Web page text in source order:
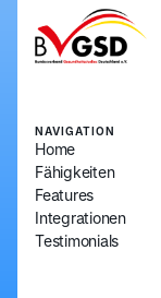
NAVIGATION
Home
Fähigkeiten
Features
Integrationen
Testimonials